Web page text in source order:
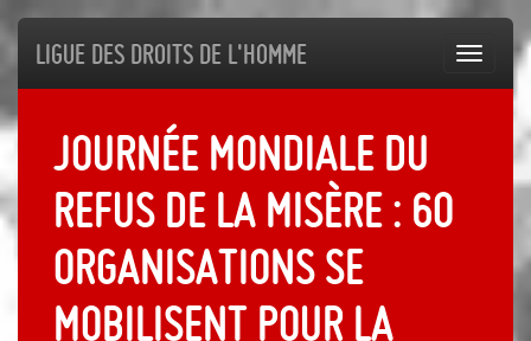
Ligue des droits de l'Homme
Journée mondiale du
refus de la misère : 60
organisations se
mobilisent pour la